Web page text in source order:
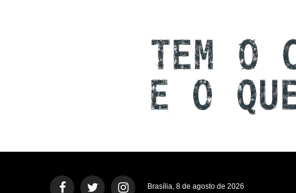
Brasília, 8 de agosto de 2026